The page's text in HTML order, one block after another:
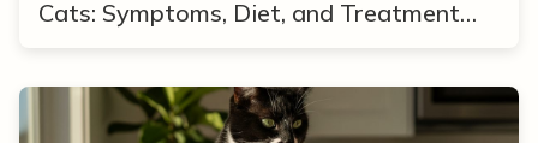
Cats: Symptoms, Diet, and Treatment